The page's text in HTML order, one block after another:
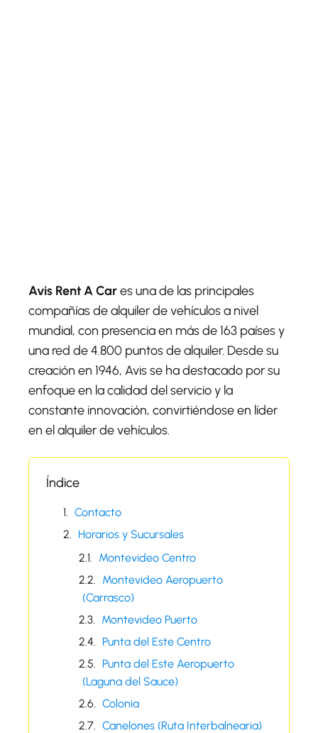
Avis Rent A Cares una de las principales
compañías de alquiler de vehículos a nivel
mundial, con presencia en más de 163 países y
una red de 4.800 puntos de alquiler. Desde su
creación en 1946, Avis se ha destacado por su
enfoque en la calidad del servicio y la
constante innovación, convirtiéndose en líder
en el alquiler de vehículos.
Índice
Contacto
Horarios y Sucursales
Montevideo Centro
Montevideo Aeropuerto
(Carrasco)
Montevideo Puerto
Punta del Este Centro
Punta del Este Aeropuerto
(Laguna del Sauce)
Colonia
Canelones (Ruta Interbalnearia)